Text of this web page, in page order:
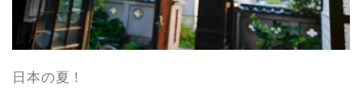
日本の夏！